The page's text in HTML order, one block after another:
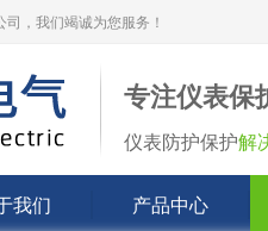
，我们竭诚为您服务！
专注仪表保
仪表防护保护解
我们 产品中心